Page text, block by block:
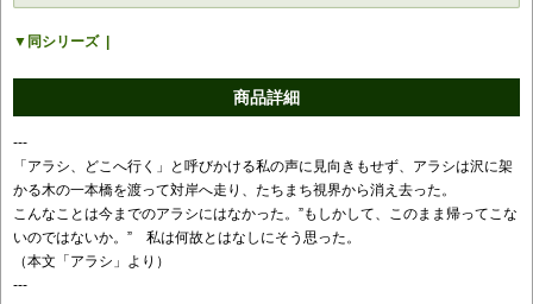
同シリーズ
商品詳細
---
「アラシ、どこへ行く」と呼びかける私の声に見向きもせず、アラシは沢に架
かる木の一本橋を渡って対岸へ走り、たちまち視界から消え去った。
こんなことは今までのアラシにはなかった。”もしかして、このまま帰ってこな
いのではないか。” 私は何故とはなしにそう思った。
（本文「アラシ」より）
---